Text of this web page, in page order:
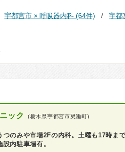
宇都宮市 × 呼吸器内科 (64件) 宇都
ック (栃木県宇都宮市簗瀬町)
つのみや市場2Fの内科。土曜も17時ま
内駐車場有。